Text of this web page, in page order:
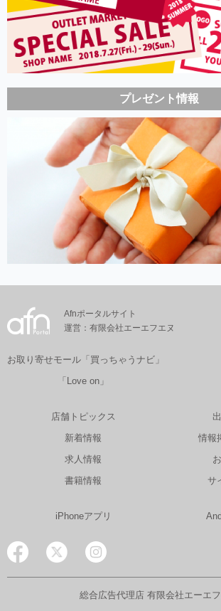
プレゼント情報
Afnポータルサイト
運営：有限会社エーエフエヌ
お取り寄せモール「買っちゃうナビ」
「Love on」
店舗トピックス
新着情報
求人情報
書籍情報
情報
サ
iPhoneアプリ
総合広告代理店 有限会社エーエフ